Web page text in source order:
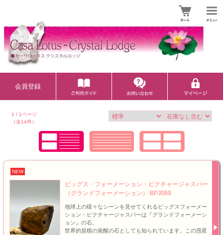
会員登録
1 / 1ページ
（全14件）
NEW
ビッグス・フォーメーション・ピクチャージャスパー
（グランドフォーメーション） BPJ089
地球上の様々なシーンを見せてくれるビッグスフォーメー
ション・ピクチャージャスパーは『グランドフォーメーシ
ョン』の石。
世界的規模の覚醒の石としても知られています。この惑星